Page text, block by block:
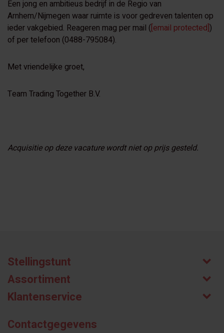
Een jong en ambitieus bedrijf in de Regio van
Arnhem/Nijmegen waar ruimte is voor gedreven talenten op
ieder vakgebied. Reageren mag per mail ([email protected])
of per telefoon (0488-795084).
Met vriendelijke groet,
Team Trading Together B.V.
Acquisitie op deze vacature wordt niet op prijs gesteld.
Stellingstunt
Assortiment
Klantenservice
Contactgegevens